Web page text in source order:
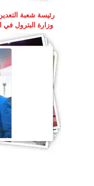
رئيسة شعبة
وزارة البترول في